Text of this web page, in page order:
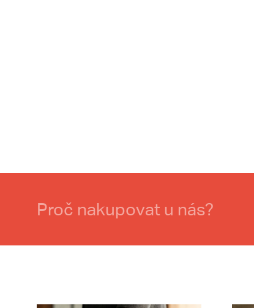
Proč nakupovat u nás?